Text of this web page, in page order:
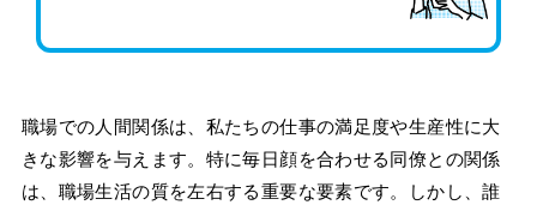
職場での人間関係は、私たちの仕事の満足度や生産性に大
きな影響を与えます。特に毎日顔を合わせる同僚との関係
は、職場生活の質を左右する重要な要素です。しかし、誰